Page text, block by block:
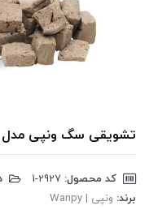
تشویقی سگ ونپی مدل
کد محصول:
برند: ونپی | Wanpy